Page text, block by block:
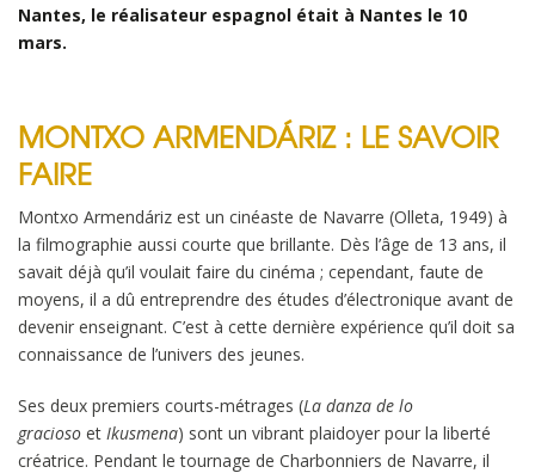
Nantes, le réalisateur espagnol était à Nantes le 10
mars.
MONTXO ARMENDÁRIZ : LE SAVOIR
FAIRE
Montxo Armendáriz est un cinéaste de Navarre (Olleta, 1949) à
la filmographie aussi courte que brillante. Dès l’âge de 13 ans, il
savait déjà qu’il voulait faire du cinéma ; cependant, faute de
moyens, il a dû entreprendre des études d’électronique avant de
devenir enseignant. C’est à cette dernière expérience qu’il doit sa
connaissance de l’univers des jeunes.
Ses deux premiers courts-métrages (La danza de lo
gracioso et Ikusmena) sont un vibrant plaidoyer pour la liberté
créatrice. Pendant le tourna­ge de Charbonniers de Navarre, il